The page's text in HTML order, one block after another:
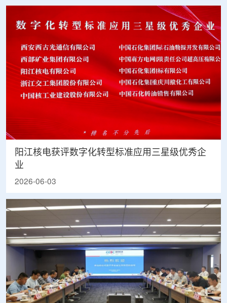
阳江核电获评数字化转型标准应用三星级优秀企
业
2026-06-03